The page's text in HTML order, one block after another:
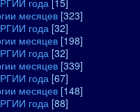
года [15]
месяцев [323]
года [32]
месяцев [198]
года [32]
месяцев [339]
года [67]
месяцев [148]
года [88]